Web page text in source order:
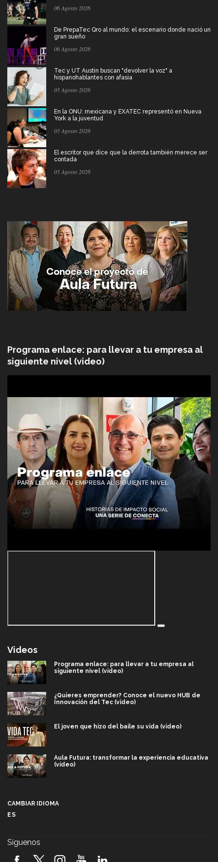
06 Agosto 2026
De PrepaTec Qro al mundo: el escenario donde nació un
gran sueño
06 Agosto 2026
Tec y UT Austin buscan "devolver la voz" a
hispanohablantes con afasia
05 Agosto 2026
En la ONU: mexicana y EXATEC representó en Nueva
York a la juventud
05 Agosto 2026
El escritor que dice que la derrota también merece ser
contada
05 Agosto 2026
Programa enlace: para llevar a tu empresa al
siguiente nivel (video)
Videos
Programa enlace: para llevar a tu empresa al
siguiente nivel (video)
¿Quieres emprender? Conoce el nuevo HUB de
Innovación del Tec (video)
El joven que hizo del baile su vida (video)
Aula Futura: transformar la experiencia educativa
(video)
2026! (video)
CAMBIAR IDIOMA
ES
Síguenos